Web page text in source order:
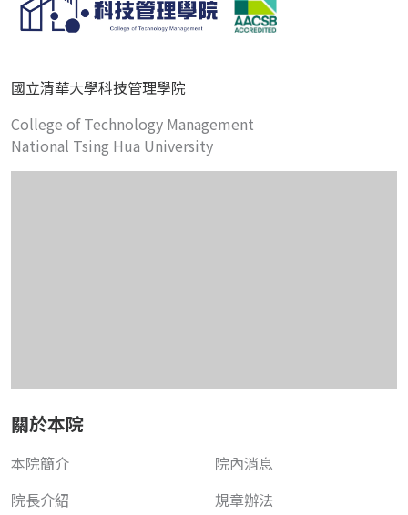
國立清華大學科技管理學院
College of Technology Management
National Tsing Hua University
關於本院
本院簡介
院長介紹
院內消息
規章辦法